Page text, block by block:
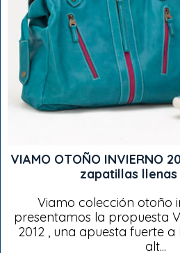
VIAMO OTOÑO INVIERNO
zapatillas
Viamo colección otoño
presentamos la propuesta
2012 , una apuesta fuerte a
alt...